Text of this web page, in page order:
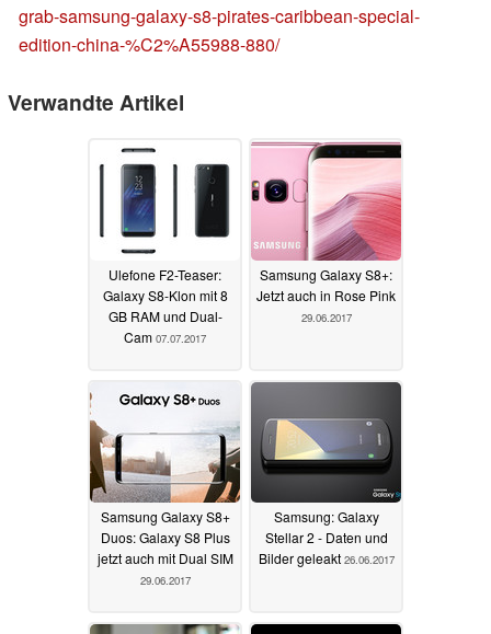
grab-samsung-galaxy-s8-pirates-caribbean-special-
edition-china-%C2%A55988-880/
Verwandte Artikel
Ulefone F2-Teaser:
Galaxy S8-Klon mit 8
GB RAM und Dual-
Cam 07.07.2017
Samsung Galaxy S8+:
Jetzt auch in Rose Pink
29.06.2017
Samsung Galaxy S8+
Duos: Galaxy S8 Plus
jetzt auch mit Dual SIM
29.06.2017
Samsung: Galaxy
Stellar 2 - Daten und
Bilder geleakt 26.06.2017